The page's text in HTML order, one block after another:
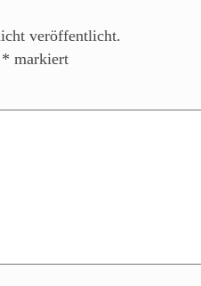
veröffentlicht.
* markiert